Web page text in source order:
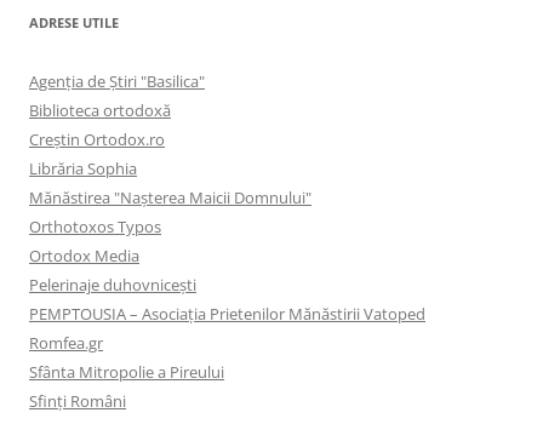
ADRESE UTILE
Agenţia de Ştiri "Basilica"
Biblioteca ortodoxă
Creştin Ortodox.ro
Librăria Sophia
Mănăstirea "Naşterea Maicii Domnului"
Orthotoxos Typos
Ortodox Media
Pelerinaje duhovnicești
PEMPTOUSIA – Asociația Prietenilor Mănăstirii Vatoped
Romfea.gr
Sfânta Mitropolie a Pireului
Sfinţi Români